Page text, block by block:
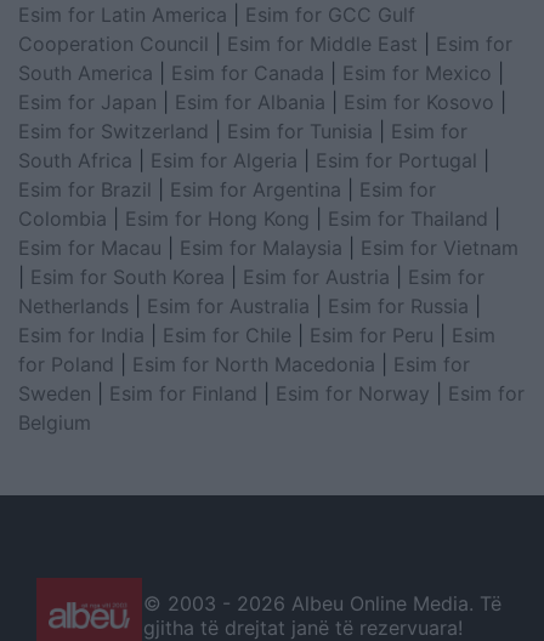
Esim for Latin America
Esim for GCC Gulf
Cooperation Council
Esim for Middle East
Esim for
South America
Esim for Canada Esim for Mexico
Esim for Japan
Esim for Albania Esim for Kosovo
Esim for Switzerland
Esim for Tunisia
Esim for
South Africa
Esim for Algeria Esim for Portugal
Esim for Brazil
Esim for Argentina
Esim for
Colombia
Esim for Hong Kong Esim for Thailand
Esim for Macau
Esim for Malaysia
Esim for Vietnam
Esim for South Korea Esim for Austria
Esim for
Netherlands
Esim for Australia Esim for Russia
Esim for India
Esim for Chile Esim for Peru
Esim
for Poland
Esim for North Macedonia
Esim for
Sweden
Esim for Finland Esim for Norway
Esim for
Belgium
© 2003 - 2026 Albeu Online Media. Të
gjitha të drejtat janë të rezervuara!